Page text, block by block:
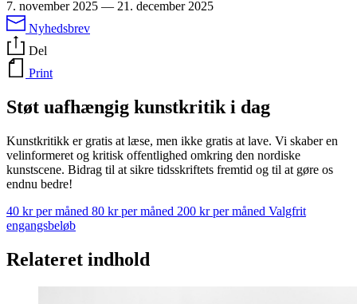
7. november 2025 — 21. december 2025
Nyhedsbrev
Del
Print
Støt uafhængig kunstkritik i dag
Kunstkritikk er gratis at læse, men ikke gratis at lave. Vi skaber en
velinformeret og kritisk offentlighed omkring den nordiske
kunstscene. Bidrag til at sikre tidsskriftets fremtid og til at gøre os
endnu bedre!
40 kr per måned 80 kr per måned 200 kr per måned Valgfrit
engangsbeløb
Relateret indhold